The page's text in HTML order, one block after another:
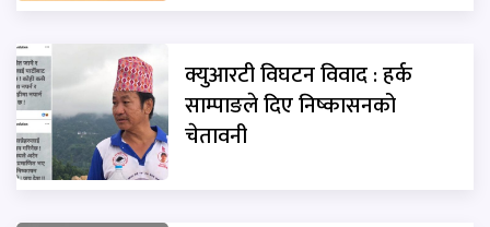
क्युआरटी विघटन विवाद : हर्क
साम्पाङले दिए निष्कासनको
चेतावनी